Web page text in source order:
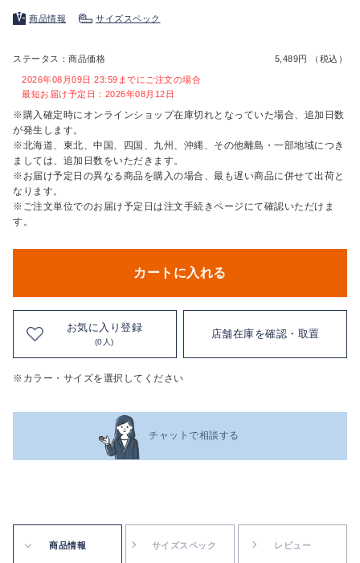
商品情報 サイズスペック
ステータス：商品価格 5,489円 （税込）
2026年08月09日 23:59までにご注文の場合
最短お届け予定日：2026年08月12日
※購入確定時にオンラインショップ在庫切れとなっていた場合、追加日数
が発生します。
※北海道、東北、中国、四国、九州、沖縄、その他離島・一部地域につき
ましては、追加日数をいただきます。
※お届け予定日の異なる商品を購入の場合、最も遅い商品に併せて出荷と
なります。
※ご注文単位でのお届け予定日は注文手続きページにて確認いただけま
す。
カートに入れる
お気に入り登録
(0人)
店舗在庫を確認・取置
※カラー・サイズを選択してください
チャットで相談する
商品情報 サイズスペック レビュー